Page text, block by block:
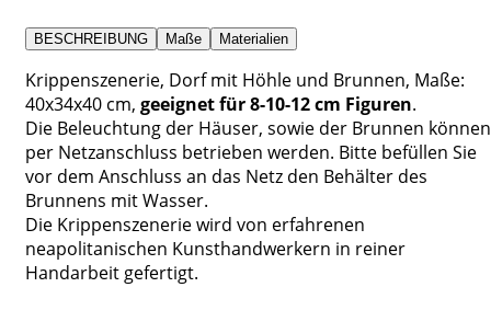
BESCHREIBUNG Maße Materialien
Krippenszenerie, Dorf mit Höhle und Brunnen, Maße:
40x34x40 cm, geeignet für 8-10-12 cm Figuren.
Die Beleuchtung der Häuser, sowie der Brunnen können
per Netzanschluss betrieben werden. Bitte befüllen Sie
vor dem Anschluss an das Netz den Behälter des
Brunnens mit Wasser.
Die Krippenszenerie wird von erfahrenen
neapolitanischen Kunsthandwerkern in reiner
Handarbeit gefertigt.